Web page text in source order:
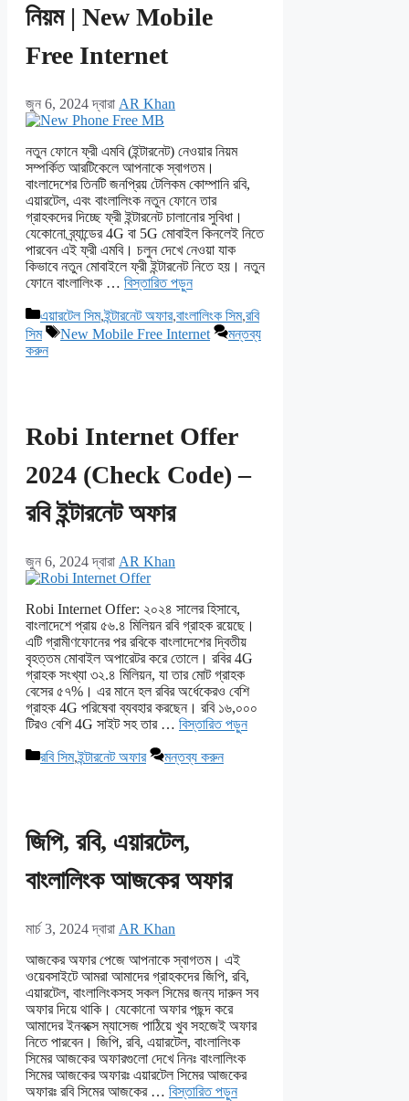
নিয়ম | New Mobile
Free Internet
জুন 6, 2024 দ্বারা AR Khan
নতুন ফোনে ফ্রী এমবি (ইন্টারনেট) নেওয়ার নিয়ম
সম্পর্কিত আরটিকেলে আপনাকে স্বাগতম।
বাংলাদেশের তিনটি জনপ্রিয় টেলিকম কোম্পানি রবি,
এয়ারটেল, এবং বাংলালিংক নতুন ফোনে তার
গ্রাহকদের দিচ্ছে ফ্রী ইন্টারনেট চালানোর সুবিধা।
যেকোনো ব্র্যান্ডের 4G বা 5G মোবাইল কিনলেই নিতে
পারবেন এই ফ্রী এমবি। চলুন দেখে নেওয়া যাক
কিভাবে নতুন মোবাইলে ফ্রী ইন্টারনেট নিতে হয়। নতুন
ফোনে বাংলালিংক … বিস্তারিত পড়ুন
বিভাগ
সমূহ
এয়ারটেল সিম,ইন্টারনেট অফার,বাংলালিংক সিম,রবি
সিম
ট্যাগ
New Mobile Free Internet
মন্তব্য
করুন
Robi Internet Offer
2024 (Check Code) –
রবি ইন্টারনেট অফার
জুন 6, 2024 দ্বারা AR Khan
Robi Internet Offer: ২০২৪ সালের হিসাবে,
বাংলাদেশে প্রায় ৫৬.৪ মিলিয়ন রবি গ্রাহক রয়েছে।
এটি গ্রামীণফোনের পর রবিকে বাংলাদেশের দ্বিতীয়
বৃহত্তম মোবাইল অপারেটর করে তোলে। রবির 4G
গ্রাহক সংখ্যা ৩২.৪ মিলিয়ন, যা তার মোট গ্রাহক
বেসের ৫৭%। এর মানে হল রবির অর্ধেকেরও বেশি
গ্রাহক 4G পরিষেবা ব্যবহার করছেন। রবি ১৬,০০০
টিরও বেশি 4G সাইট সহ তার … বিস্তারিত পড়ুন
বিভাগ
রবি সিম,ইন্টারনেট অফার মন্তব্য করুন
জিপি, রবি, এয়ারটেল,
বাংলালিংক আজকের অফার
মার্চ 3, 2024 দ্বারা AR Khan
আজকের অফার পেজে আপনাকে স্বাগতম। এই
ওয়েবসাইটে আমরা আমাদের গ্রাহকদের জিপি, রবি,
এয়ারটেল, বাংলালিংকসহ সকল সিমের জন্য দারুন সব
অফার দিয়ে থাকি। যেকোনো অফার পছন্দ করে
আমাদের ইনবক্সে ম্যাসেজ পাঠিয়ে খুব সহজেই অফার
নিতে পারবেন। জিপি, রবি, এয়ারটেল, বাংলালিংক
সিমের আজকের অফারগুলো দেখে নিনঃ বাংলালিংক
সিমের আজকের অফারঃ এয়ারটেল সিমের আজকের
অফারঃ রবি সিমের আজকের … বিস্তারিত পড়ুন